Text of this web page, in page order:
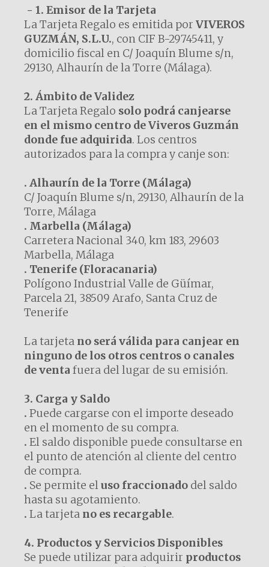
- 1. Emisor de la Tarjeta
La Tarjeta Regalo es emitida por VIVEROS
GUZMÁN, S.L.U., con CIF B-29745411, y
domicilio fiscal en C/ Joaquín Blume s/n,
29130, Alhaurín de la Torre (Málaga).
2. Ámbito de Validez
La Tarjeta Regalo solo podrá canjearse
en el mismo centro de Viveros Guzmán
donde fue adquirida. Los centros
autorizados para la compra y canje son:
. Alhaurín de la Torre (Málaga)
C/ Joaquín Blume s/n, 29130, Alhaurín de la
Torre, Málaga
. Marbella (Málaga)
Carretera Nacional 340, km 183, 29603
Marbella, Málaga
. Tenerife (Floracanaria)
Polígono Industrial Valle de Güímar,
Parcela 21, 38509 Arafo, Santa Cruz de
Tenerife
La tarjeta no será válida para canjear en
ninguno de los otros centros o canales
de venta fuera del lugar de su emisión.
3. Carga y Saldo
. Puede cargarse con el importe deseado
en el momento de su compra.
. El saldo disponible puede consultarse en
el punto de atención al cliente del centro
de compra.
. Se permite eluso fraccionado del saldo
hasta su agotamiento.
. La tarjeta no es recargable.
4. Productos y Servicios Disponibles
Se puede utilizar para adquirir productos